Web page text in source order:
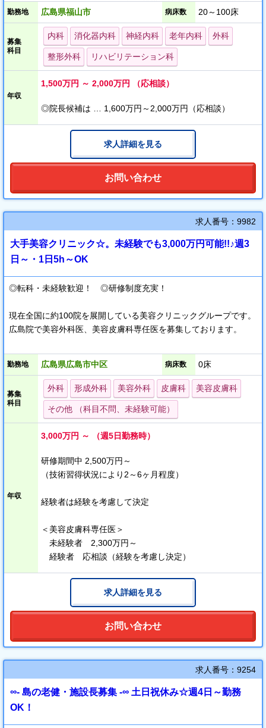
リハビリテーションについては年々規模を拡大しており、脳神経
疾患（脳卒中・頭部外傷・脊髄疾患）と整形外科疾患（大腿骨や
腰椎骨折など）の回復期リハビリテーションに特に力を入れてお
ります。
また、回復期病棟だけでなく、病院全体でリハビリの視点を持っ
た医療・看護・介護の実践に努めております。
今後もこの地域医療とリハビリテーションの二つの柱をさらに充
実させ、当院の理念にあります地域に親しまれ信頼される病院を
目指します。
勤務地 広島県福山市 病床数 20～100床
募集
科目
内科 消化器内科 神経内科 老年内科 外科
整形外科 リハビリテーション科
年収
1,500万円 ～ 2,000万円 （応相談）
◎院長候補は … 1,600万円～2,000万円（応相談）
求人詳細を見る
お問い合わせ
求人番号：9982
大手美容クリニック☆。未経験でも3,000万円可能!!♪週3
日～・1日5h～OK
◎転科・未経験歓迎！ ◎研修制度充実！
現在全国に約100院を展開している美容クリニックグループです。
広島院で美容外科医、美容皮膚科専任医を募集しております。
┌─────────────
未経験・転科でも飛び込める
安心・充実した研修体制
─────────────┘
入職する医師のうち、ほとんどが未経験からスタートです。
未経験入職から約半年で院長を輩出した実績もあり、研修体制に
【1】圧倒的な症例数
【2】指導医からのマンツーマン指導
【3】マニュアル、研修動画、練習キットの配布や各種手技研究会
STEP UP表に沿った研修で着実なレベルアップ
個々のペースで無理なく学ぶことができます。
理想の働き方を実現できます！
時短勤務や勤務日数の調整で、子育てやプライベートとのバラン
スを取りながら活躍する医師が多数在籍しています。
ご事情に応じて柔軟に対応いたします。
＜勤務例＞
勤務地 広島県広島市中区 病床数 0床
募集
科目
外科 形成外科 美容外科 皮膚科 美容皮膚科
その他 （科目不問、未経験可能）
年収
3,000万円 ～ （週5日勤務時）
研修期間中 2,500万円～
（技術習得状況により2～6ヶ月程度）
経験者は経験を考慮して決定
＜美容皮膚科専任医＞
未経験者 2,300万円～
経験者 応相談（経験を考慮し決定）
求人詳細を見る
お問い合わせ
求人番号：9254
∞- 島の老健・施設長募集 -∞ 土日祝休み☆週4日～勤務
OK！